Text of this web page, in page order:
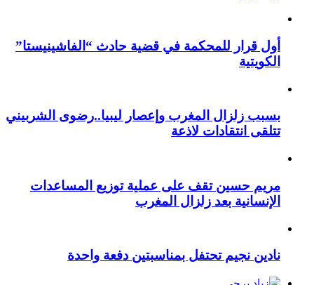
أول قرار للمحكمة في قضية حادث “الفاشينيستا”
الكويتية
بسبب زلزال المغرب وإعصار ليبيا..رضوى الشربيني
تتلقى انتقادات لاذعة
مريم حسين تقف على عملية توزيع المساعدات
الإنسانية بعد زلزال المغرب
نادين نجيم تحتفل بمناسبتين دفعة واحدة